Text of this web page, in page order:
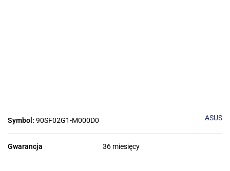
Symbol: 90SF02G1-M000D0 ASUS
Gwarancja 36 miesięcy